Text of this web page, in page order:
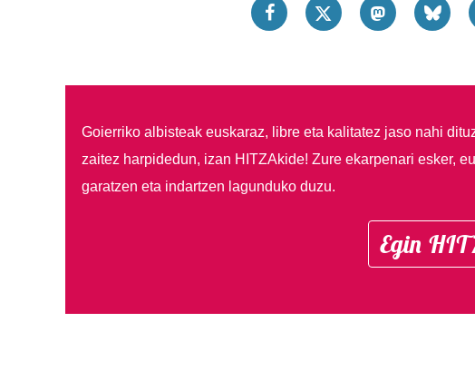
Goierriko albisteak euskaraz, libre eta kalitatez jaso nahi
zaitez harpidedun, izan HITZAkide! Zure ekarpenari esker,
garatzen eta indartzen lagunduko duzu.
Egin